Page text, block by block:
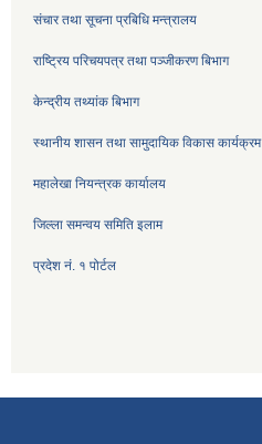
संचार तथा सूचना प्रबिधि मन्त्रालय
राष्ट्रिय परिचयपत्र तथा पञ्जीकरण बिभाग
केन्द्रीय तथ्यांक बिभाग
स्थानीय शासन तथा सामुदायिक विकास कार्यक्रम
महालेखा नियन्त्रक कार्यालय
जिल्ला समन्वय समिति इलाम
प्रदेश नं. १ पोर्टल